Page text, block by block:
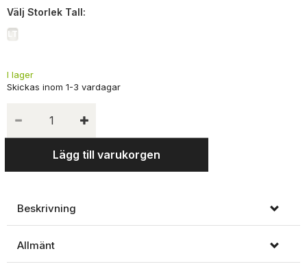
Välj Storlek Tall:
LT
I lager
Lägg till varukorgen
Beskrivning
Allmänt